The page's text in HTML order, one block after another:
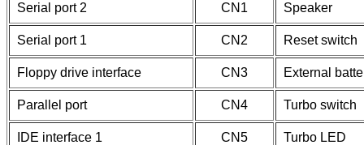
Serial port 2 CN1 Speaker
Serial port 1 CN2 Reset switch
Floppy drive interface CN3 External
Parallel port CN4 Turbo switch
IDE interface 1 CN5 Turbo LED